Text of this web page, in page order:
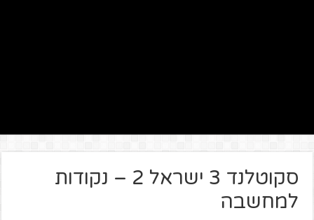
סקוטלנד 3 ישראל 2 – נקודות
למחשבה